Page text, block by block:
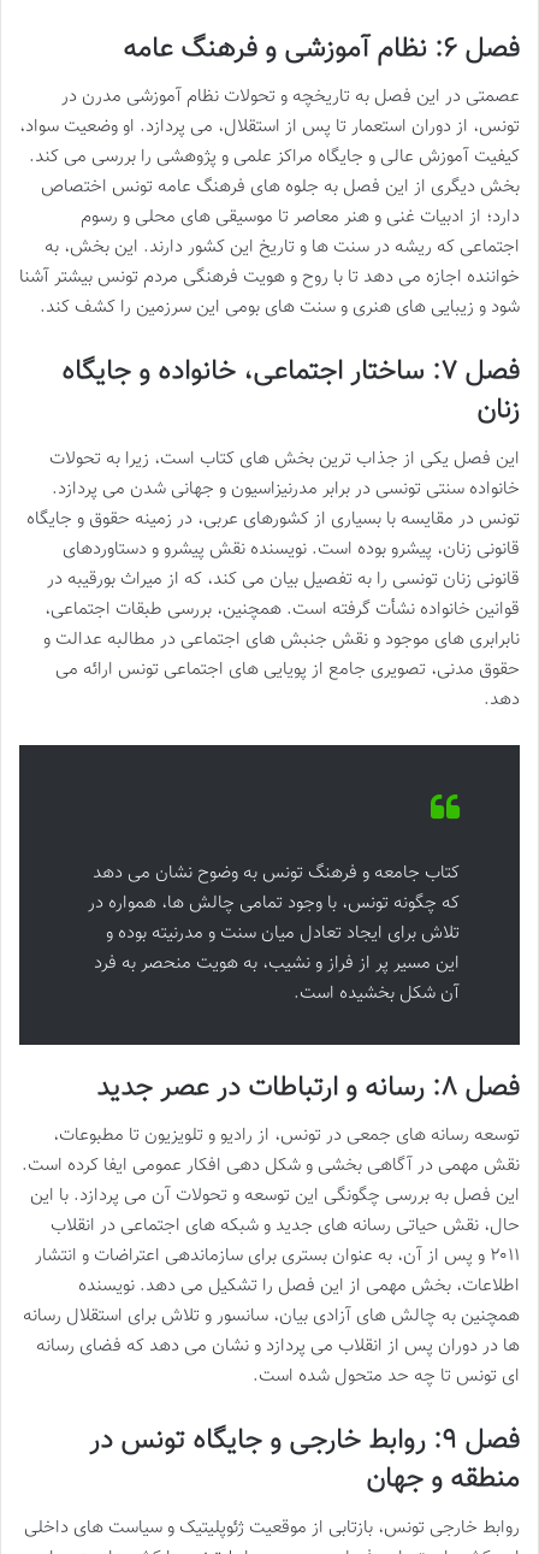
فصل ۶: نظام آموزشی و فرهنگ عامه
عصمتی در این فصل به تاریخچه و تحولات نظام آموزشی مدرن در
تونس، از دوران استعمار تا پس از استقلال، می پردازد. او وضعیت سواد،
کیفیت آموزش عالی و جایگاه مراکز علمی و پژوهشی را بررسی می کند.
بخش دیگری از این فصل به جلوه های فرهنگ عامه تونس اختصاص
دارد؛ از ادبیات غنی و هنر معاصر تا موسیقی های محلی و رسوم
اجتماعی که ریشه در سنت ها و تاریخ این کشور دارند. این بخش، به
خواننده اجازه می دهد تا با روح و هویت فرهنگی مردم تونس بیشتر آشنا
شود و زیبایی های هنری و سنت های بومی این سرزمین را کشف کند.
فصل ۷: ساختار اجتماعی، خانواده و جایگاه
زنان
این فصل یکی از جذاب ترین بخش های کتاب است، زیرا به تحولات
خانواده سنتی تونسی در برابر مدرنیزاسیون و جهانی شدن می پردازد.
تونس در مقایسه با بسیاری از کشورهای عربی، در زمینه حقوق و جایگاه
قانونی زنان، پیشرو بوده است. نویسنده نقش پیشرو و دستاوردهای
قانونی زنان تونسی را به تفصیل بیان می کند، که از میراث بورقیبه در
قوانین خانواده نشأت گرفته است. همچنین، بررسی طبقات اجتماعی،
نابرابری های موجود و نقش جنبش های اجتماعی در مطالبه عدالت و
حقوق مدنی، تصویری جامع از پویایی های اجتماعی تونس ارائه می
دهد.
کتاب جامعه و فرهنگ تونس به وضوح نشان می دهد
که چگونه تونس، با وجود تمامی چالش ها، همواره در
تلاش برای ایجاد تعادل میان سنت و مدرنیته بوده و
این مسیر پر از فراز و نشیب، به هویت منحصر به فرد
آن شکل بخشیده است.
فصل ۸: رسانه و ارتباطات در عصر جدید
توسعه رسانه های جمعی در تونس، از رادیو و تلویزیون تا مطبوعات،
نقش مهمی در آگاهی بخشی و شکل دهی افکار عمومی ایفا کرده است.
این فصل به بررسی چگونگی این توسعه و تحولات آن می پردازد. با این
حال، نقش حیاتی رسانه های جدید و شبکه های اجتماعی در انقلاب
۲۰۱۱ و پس از آن، به عنوان بستری برای سازماندهی اعتراضات و انتشار
اطلاعات، بخش مهمی از این فصل را تشکیل می دهد. نویسنده
همچنین به چالش های آزادی بیان، سانسور و تلاش برای استقلال رسانه
ها در دوران پس از انقلاب می پردازد و نشان می دهد که فضای رسانه
ای تونس تا چه حد متحول شده است.
فصل ۹: روابط خارجی و جایگاه تونس در
منطقه و جهان
روابط خارجی تونس، بازتابی از موقعیت ژئوپلیتیک و سیاست های داخلی